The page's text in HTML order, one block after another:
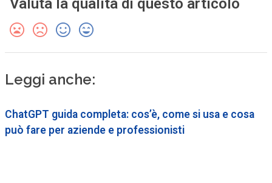
Valuta la qualità di questo articolo
Leggi anche:
ChatGPT guida completa: cos’è, come si usa e cosa
può fare per aziende e professionisti